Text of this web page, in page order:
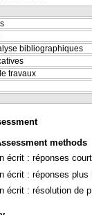
bibliographiques
travaux
methods
écrit : réponses
écrit : réponses plus
écrit : résolution de